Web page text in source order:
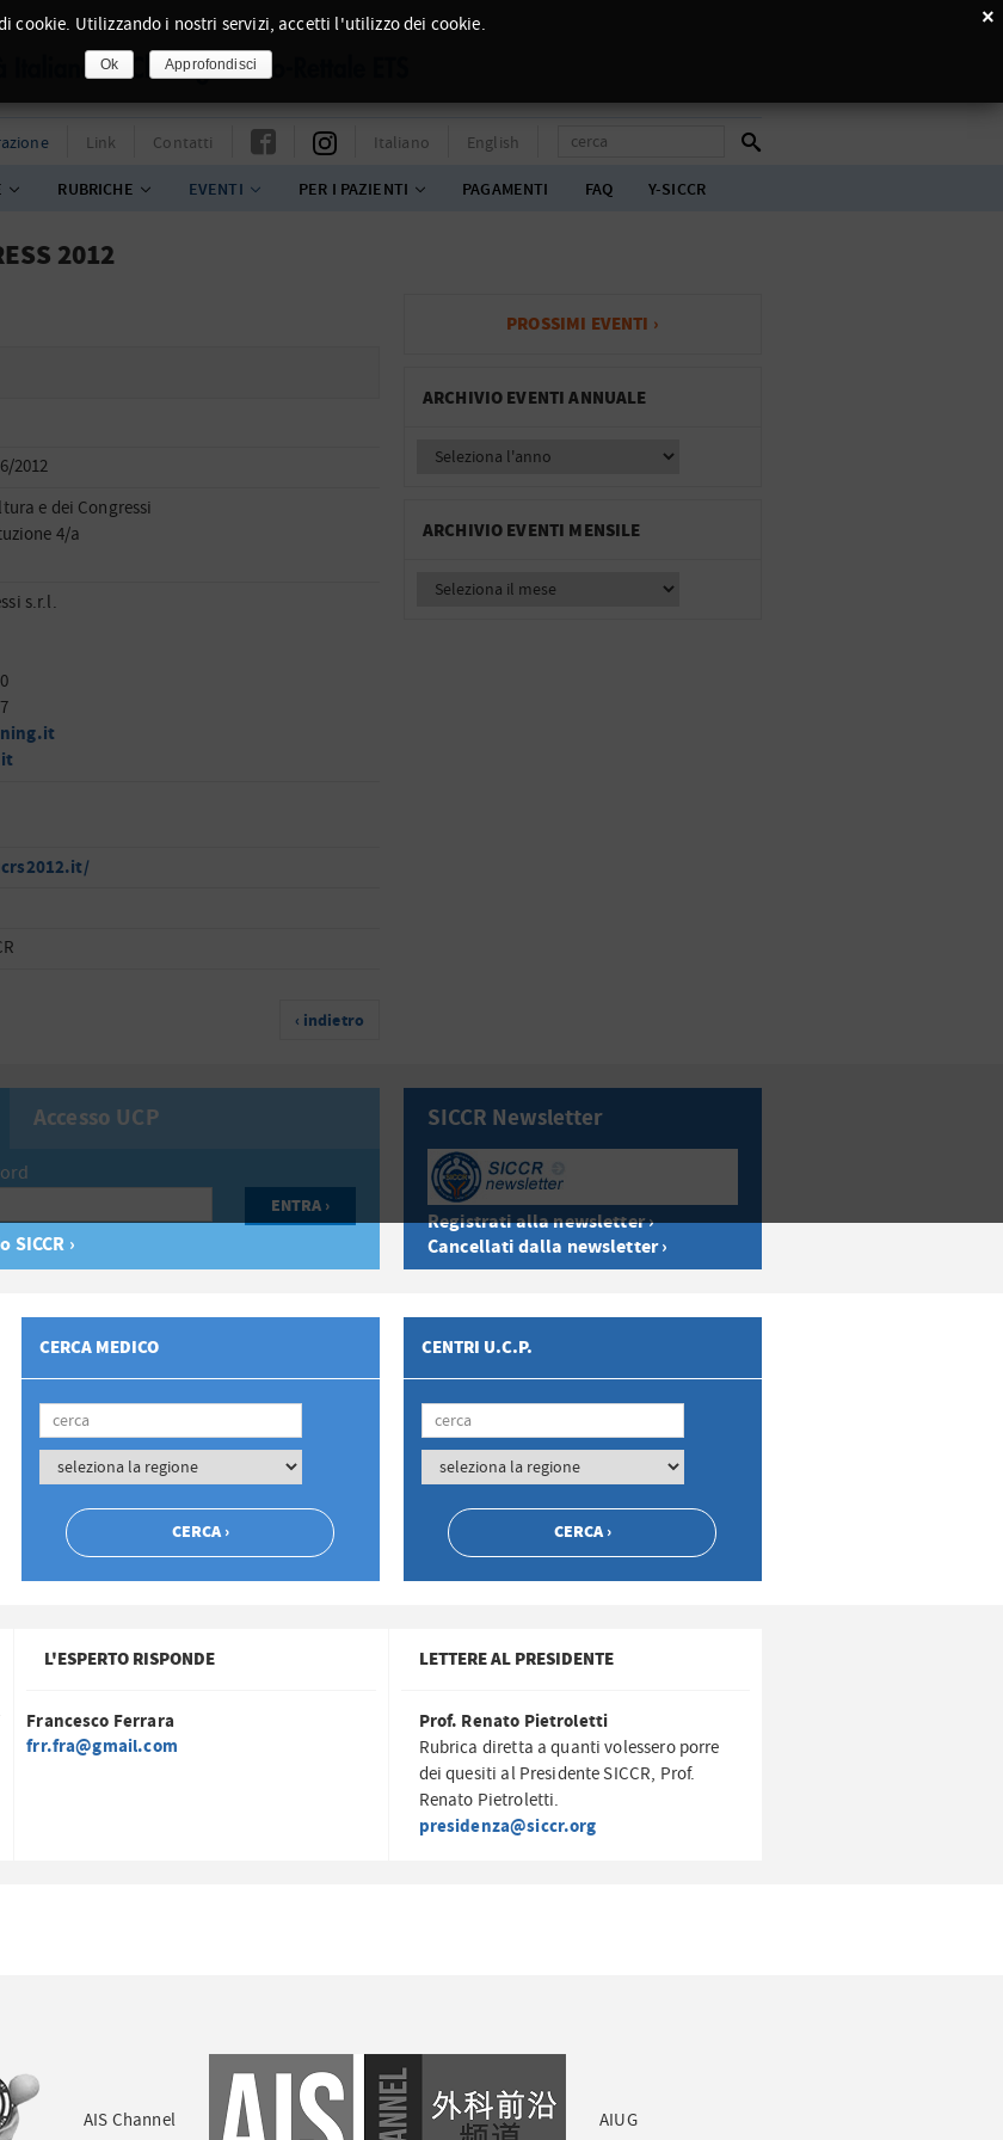
Link Contatti Italiano English
RUBRICHE EVENTI PER I PAZIENTI PAGAMENTI FAQ Y-SICCR
2012
2012
e dei Congressi
4/a
s.r.l.
‹ indietro
PROSSIMI EVENTI ›
ARCHIVIO EVENTI ANNUALE
ARCHIVIO EVENTI MENSILE
Accesso UCP
SICCR ›
SICCR Newsletter
Registrati alla newsletter ›
Cancellati dalla newsletter ›
CERCA MEDICO CENTRI U.C.P.
L'ESPERTO RISPONDE
Francesco Ferrara
frr.fra@gmail.com
LETTERE AL PRESIDENTE
Prof. Renato Pietroletti
Rubrica diretta a quanti volessero porre
dei quesiti al Presidente SICCR, Prof.
Renato Pietroletti.
presidenza@siccr.org
AIS Channel AIUG
×
cookie. Utilizzando i nostri servizi, accetti l'utilizzo dei cookie.
Ok Approfondisci